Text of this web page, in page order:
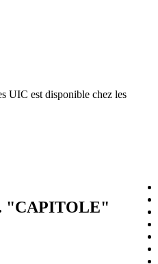
UIC est disponible chez les
"CAPITOLE"